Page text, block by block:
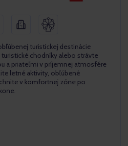
turistickej destinácie
chodníky alebo strávte
a priateľmi v príjemnej atmosfére
letné aktivity, obľúbené
v komfortnej zóne po